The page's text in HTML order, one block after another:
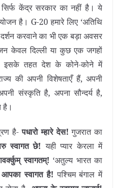
केंद्र सरकार का नहीं है। ये
है। G-20 हमारे लिए ‘अतिथि
करवाने का भी एक बड़ा अवसर
केवल दिल्ली या कुछ एक जगहों
इसके तहत देश के कोने-कोने में
की अपनी विशेषताएँ हैं, अपनी
संस्कृति है, अपना सौन्दर्य है,
है।
है-पधारो म्हारे देस!गुजरात का
स्वागत छे!यही प्यार केरला में
स्वागतम्! ‘अतुल्य भारत का
आपका स्वागत है!पश्चिम बंगाल में